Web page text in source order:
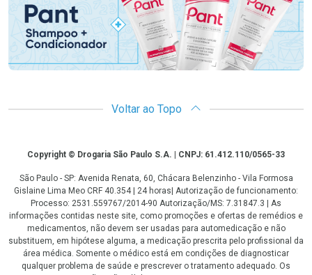
Voltar ao Topo
CopyrightCopyright © Drogaria São Paulo S.A. | CNPJ: 61.412.110/0565-33
São Paulo - SP: Avenida Renata, 60, Chácara Belenzinho - Vila Formosa
Gislaine Lima Meo CRF 40.354 | 24 horas| Autorização de funcionamento:
Processo: 2531.559767/2014-90 Autorização/MS: 7.31847.3 | As
informações contidas neste site, como promoções e ofertas de remédios e
medicamentos, não devem ser usadas para automedicação e não
substituem, em hipótese alguma, a medicação prescrita pelo profissional da
área médica. Somente o médico está em condições de diagnosticar
qualquer problema de saúde e prescrever o tratamento adequado. Os